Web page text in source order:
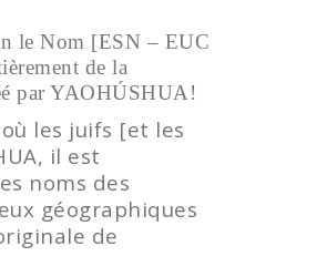
le Nom [ESN – EUC
de la
par YAOHÚSHUA!
les juifs [et les
il est
noms des
géographiques
de